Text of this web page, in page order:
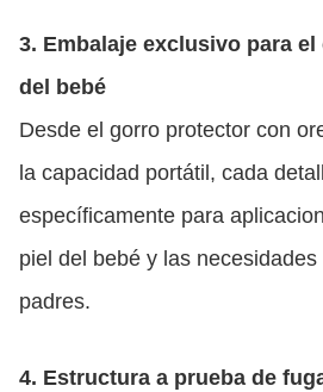
3. Embalaje exclusivo para el
del bebé
Desde el gorro protector con
la capacidad portátil, cada
específicamente para
piel del bebé y las
padres.
4. Estructura a prueba de